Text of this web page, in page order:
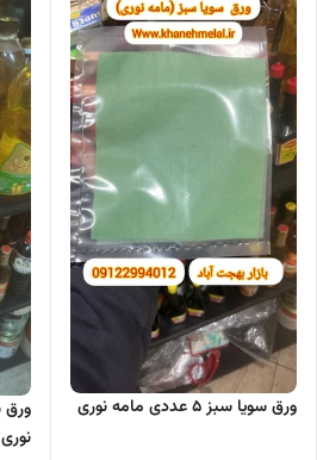
ورق سویا سبز ۵ عددی مامه نوری
نوری